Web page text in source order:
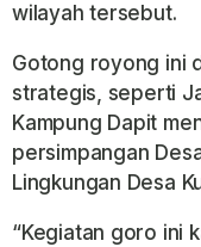
wilayah tersebut.
Gotong royong ini
strategis, seperti
Kampung Dapit
persimpangan
Lingkungan Desa
“Kegiatan goro ini